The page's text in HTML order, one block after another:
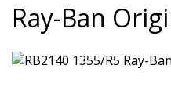
Ray-Ban